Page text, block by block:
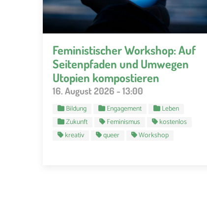
Feministischer Workshop: Auf
Seitenpfaden und Umwegen
Utopien kompostieren
16. August 2026 - 13:00
Bildung Engagement
Leben
Zukunft
Feminismus
kostenlos
kreativ
queer Workshop